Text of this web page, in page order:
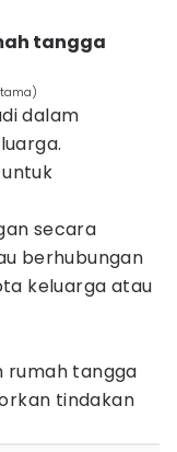
tangga
dalam
secara
berhubungan
keluarga atau
rumah tangga
tindakan